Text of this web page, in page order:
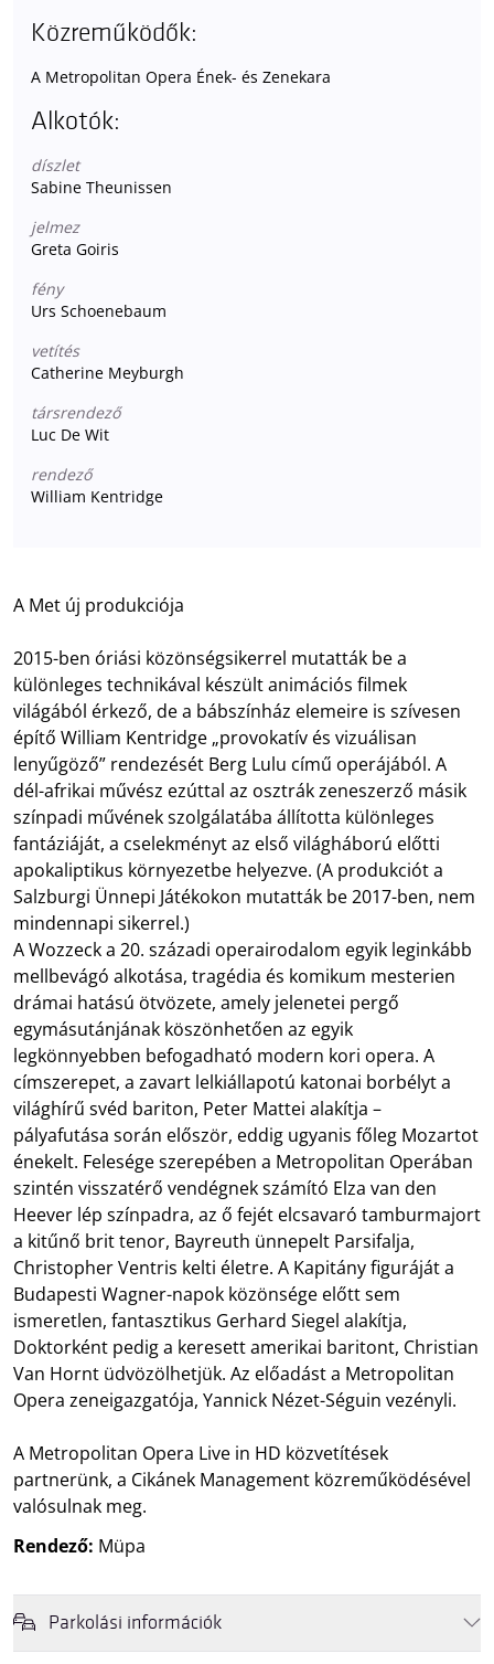
Közreműködők:
A Metropolitan Opera Ének- és Zenekara
Alkotók:
díszlet
Sabine Theunissen
jelmez
Greta Goiris
fény
Urs Schoenebaum
vetítés
Catherine Meyburgh
társrendező
Luc De Wit
rendező
William Kentridge
A Met új produkciója
2015-ben óriási közönségsikerrel mutatták be a
különleges technikával készült animációs filmek
világából érkező, de a bábszínház elemeire is szívesen
építő William Kentridge „provokatív és vizuálisan
lenyűgöző” rendezését Berg Lulu című operájából. A
dél-afrikai művész ezúttal az osztrák zeneszerző másik
színpadi művének szolgálatába állította különleges
fantáziáját, a cselekményt az első világháború előtti
apokaliptikus környezetbe helyezve. (A produkciót a
Salzburgi Ünnepi Játékokon mutatták be 2017-ben, nem
mindennapi sikerrel.)
A Wozzeck a 20. századi operairodalom egyik leginkább
mellbevágó alkotása, tragédia és komikum mesterien
drámai hatású ötvözete, amely jelenetei pergő
egymásutánjának köszönhetően az egyik
legkönnyebben befogadható modern kori opera. A
címszerepet, a zavart lelkiállapotú katonai borbélyt a
világhírű svéd bariton, Peter Mattei alakítja –
pályafutása során először, eddig ugyanis főleg Mozartot
énekelt. Felesége szerepében a Metropolitan Operában
szintén visszatérő vendégnek számító Elza van den
Heever lép színpadra, az ő fejét elcsavaró tamburmajort
a kitűnő brit tenor, Bayreuth ünnepelt Parsifalja,
Christopher Ventris kelti életre. A Kapitány figuráját a
Budapesti Wagner-napok közönsége előtt sem
ismeretlen, fantasztikus Gerhard Siegel alakítja,
Doktorként pedig a keresett amerikai baritont, Christian
Van Hornt üdvözölhetjük. Az előadást a Metropolitan
Opera zeneigazgatója, Yannick Nézet-Séguin vezényli.
A Metropolitan Opera Live in HD közvetítések
partnerünk, a Cikánek Management közreműködésével
valósulnak meg.
Rendező: Müpa
Parkolási információk